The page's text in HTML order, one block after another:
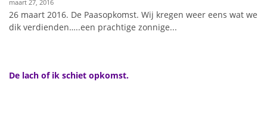
maart 27, 2016
26 maart 2016. De Paasopkomst. Wij kregen weer eens wat we
dik verdienden…..een prachtige zonnige...
De lach of ik schiet opkomst.